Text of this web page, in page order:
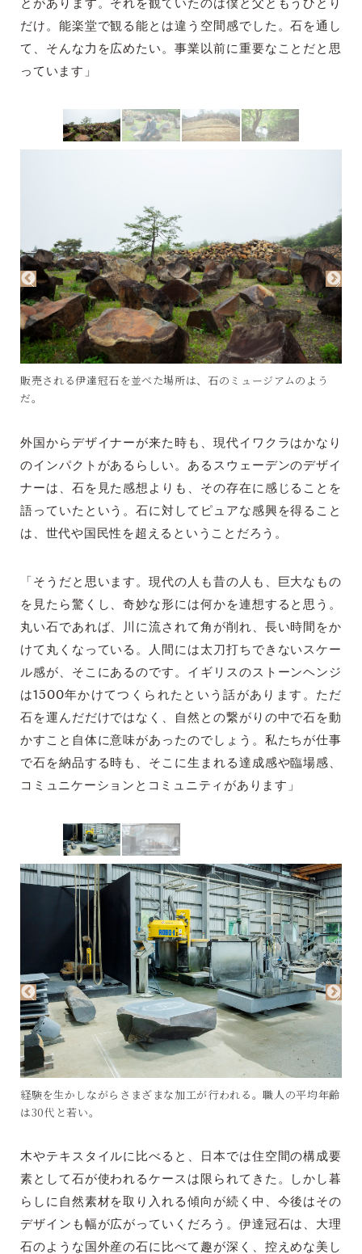
とがあります。それを観ていたのは僕と父ともうひとり
だけ。能楽堂で観る能とは違う空間感でした。石を通し
て、そんな力を広めたい。事業以前に重要なことだと思
っています」
販売される伊達冠石を並べた場所は、石のミュージアムのよう
だ。
外国からデザイナーが来た時も、現代イワクラはかなり
のインパクトがあるらしい。あるスウェーデンのデザイ
ナーは、石を見た感想よりも、その存在に感じることを
語っていたという。石に対してピュアな感興を得ること
は、世代や国民性を超えるということだろう。
「そうだと思います。現代の人も昔の人も、巨大なもの
を見たら驚くし、奇妙な形には何かを連想すると思う。
丸い石であれば、川に流されて角が削れ、長い時間をか
けて丸くなっている。人間には太刀打ちできないスケー
ル感が、そこにあるのです。イギリスのストーンヘンジ
は1500年かけてつくられたという話があります。ただ
石を運んだだけではなく、自然との繋がりの中で石を動
かすこと自体に意味があったのでしょう。私たちが仕事
で石を納品する時も、そこに生まれる達成感や臨場感、
コミュニケーションとコミュニティがあります」
経験を生かしながらさまざまな加工が行われる。職人の平均年齢
は30代と若い。
木やテキスタイルに比べると、日本では住空間の構成要
素として石が使われるケースは限られてきた。しかし暮
らしに自然素材を取り入れる傾向が続く中、今後はその
デザインも幅が広がっていくだろう。伊達冠石は、大理
石のような国外産の石に比べて趣が深く、控えめな美し